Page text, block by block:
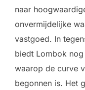
naar
onvermijdelijke
vastgoed. In
biedt Lombok
waarop de curve
begonnen is. Het